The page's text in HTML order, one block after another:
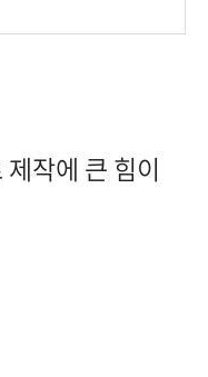
작에 큰 힘이